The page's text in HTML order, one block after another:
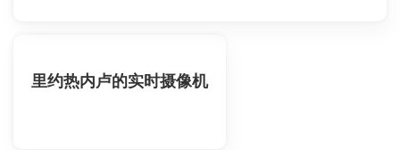
里约热内卢的实时摄像机